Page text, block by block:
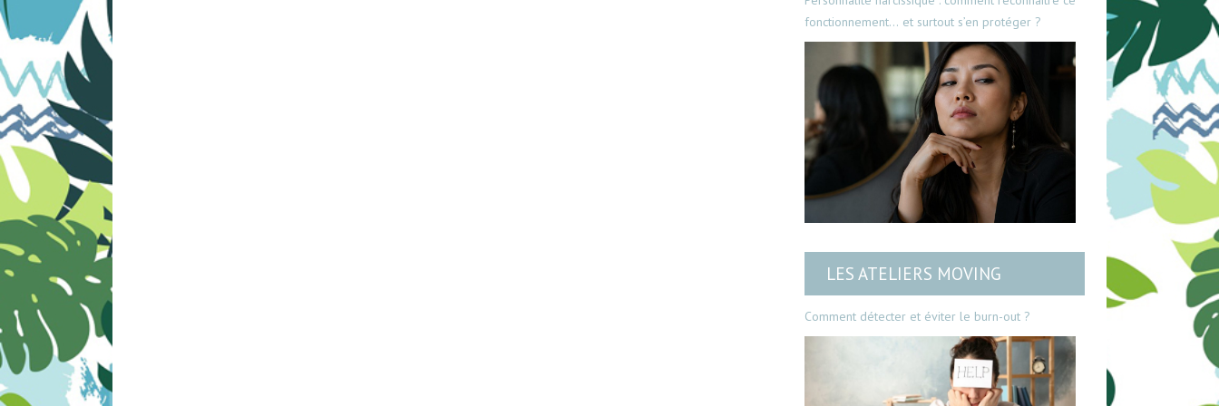
fonctionnement… et surtout s’en protéger ?
LES ATELIERS MOVING
Comment détecter et éviter le burn-out ?